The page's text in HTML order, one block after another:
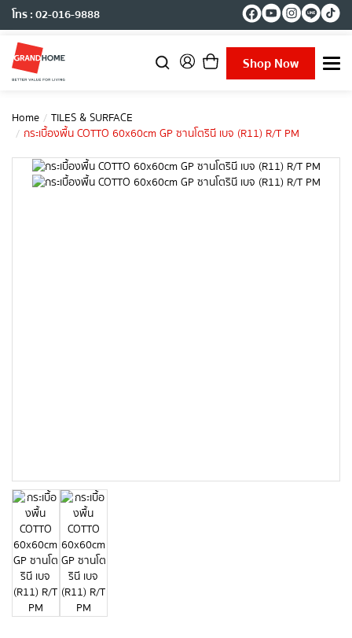
โทร : 02-016-9888
Shop Now
T
n
Home
TILES & SURFACE
กระเบื้องพื้น COTTO 60x60cm GP ซานโตรินี เบจ (R11) R/T PM